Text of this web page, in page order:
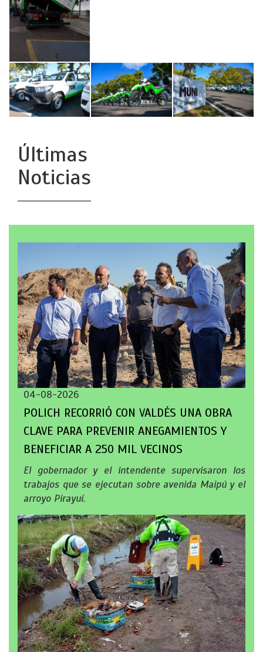
Últimas
Noticias
04-08-2026
POLICH RECORRIÓ CON VALDÉS UNA OBRA
CLAVE PARA PREVENIR ANEGAMIENTOS Y
BENEFICIAR A 250 MIL VECINOS
El gobernador y el intendente supervisaron los
trabajos que se ejecutan sobre avenida Maipú y el
arroyo Pirayuí.